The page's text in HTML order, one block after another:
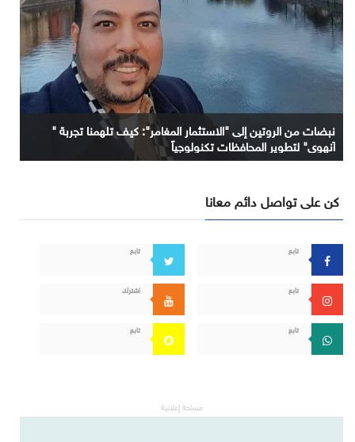
نبضات من الروتين إلى "الاستثمار المغامر": كيف تلهمنا تجربة "
آنهوي" لتطوير المحافظات تكنولوجياً
كن على تواصل دائم معانا
تابع تابع
تابع اشترك
تابع تابع
مساحة إعلانية